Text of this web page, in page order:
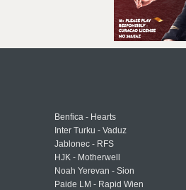
Benfica - Hearts
Inter Turku - Vaduz
Jablonec - RFS
HJK - Motherwell
Noah Yerevan - Sion
Paide LM - Rapid Wien